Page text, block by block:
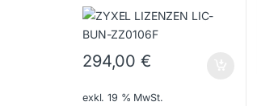
294,00€
exkl. 19 % MwSt.